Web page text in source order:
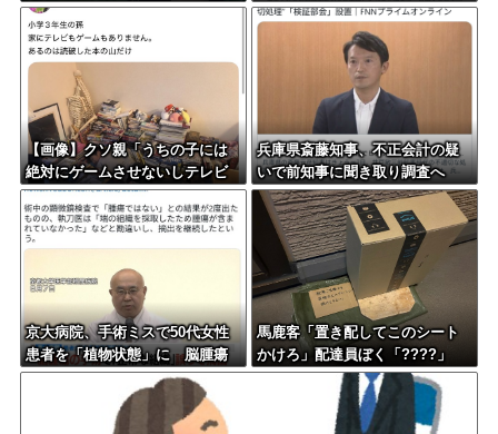
ｗｗｗ
【画像】クソ親「うちの子には
絶対にゲームさせないしテレビ
も見させない！！！！！」
兵庫県斎藤知事、不正会計の疑
いで前知事に聞き取り調査へ
京大病院、手術ミスで50代女性
患者を「植物状態」に 脳腫瘍
摘出手術で腫瘍の無い部位を摘
馬鹿客「置き配してこのシート
かけろ」配達員ぼく「????」